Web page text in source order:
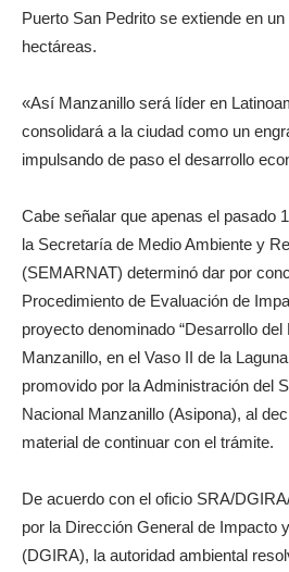
Puerto San Pedrito se extiende en
hectáreas.
«Así Manzanillo será líder en
consolidará a la ciudad como un
impulsando de paso el desarrollo
Cabe señalar que apenas el pasado
la Secretaría de Medio Ambiente y
(SEMARNAT) determinó dar por
Procedimiento de Evaluación de
proyecto denominado “Desarrollo
Manzanillo, en el Vaso II de la
promovido por la Administración del
Nacional Manzanillo (Asipona), al
material de continuar con el trámite.
De acuerdo con el oficio SRA/
por la Dirección General de Impacto
(DGIRA), la autoridad ambiental